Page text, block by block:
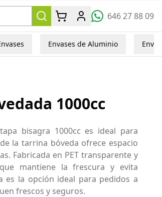
646 27 88 09
Envases de Aluminio
1000cc
bisagra 1000cc es ideal para
la tarrina bóveda ofrece espacio
Fabricada en PET transparente y
mantiene la frescura y evita
es la opción ideal para pedidos a
frescos y seguros.